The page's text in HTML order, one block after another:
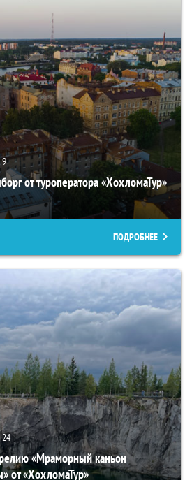
9
от туроператора «ХохломаТур»
ПОДРОБНЕЕ
24
«Мраморный каньон
от «ХохломаТур»